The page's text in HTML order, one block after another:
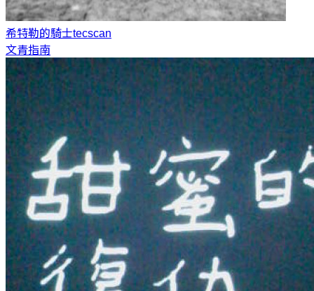
希特勒的騎士tecscan
文青指南